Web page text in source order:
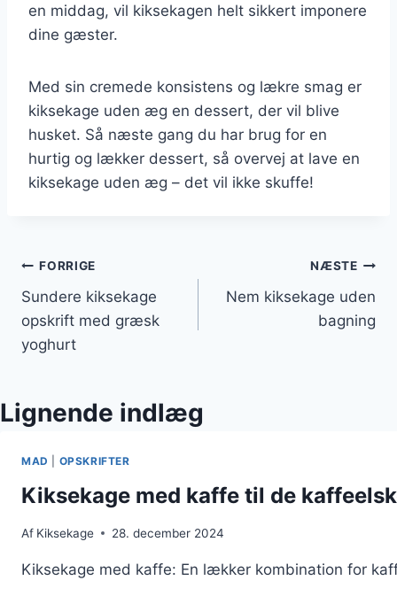
en middag, vil kiksekagen helt sikkert imponere
dine gæster.
Med sin cremede konsistens og lækre smag er
kiksekage uden æg en dessert, der vil blive
husket. Så næste gang du har brug for en
hurtig og lækker dessert, så overvej at lave en
kiksekage uden æg – det vil ikke skuffe!
Indlægsnavigation
FORRIGE
Sundere kiksekage
opskrift med græsk
yoghurt
NÆSTE
Nem kiksekage uden
bagning
Lignende indlæg
MAD OPSKRIFTER
Kiksekage med kaffe til de
Af Kiksekage 28. december 2024
Kiksekage med kaffe: En lækker kombination for